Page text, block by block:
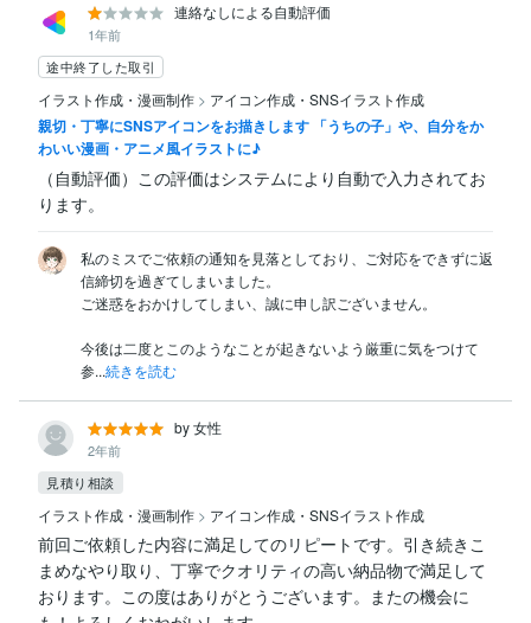
連絡なしによる自動評価
1年前
途中終了した取引
イラスト作成・漫画制作 > アイコン作成・SNSイラスト作成
親切・丁寧にSNSアイコンをお描きします 「うちの子」や、自分をか
わいい漫画・アニメ風イラストに♪
（自動評価）この評価はシステムにより自動で入力されてお
ります。
私のミスでご依頼の通知を見落としており、ご対応をできずに返
信締切を過ぎてしまいました。
ご迷惑をおかけしてしまい、誠に申し訳ございません。
今後は二度とこのようなことが起きないよう厳重に気をつけて
参...続きを読む
by 女性
2年前
見積り相談
イラスト作成・漫画制作 > アイコン作成・SNSイラスト作成
前回ご依頼した内容に満足してのリピートです。引き続きこ
まめなやり取り、丁寧でクオリティの高い納品物で満足して
おります。この度はありがとうございます。またの機会に